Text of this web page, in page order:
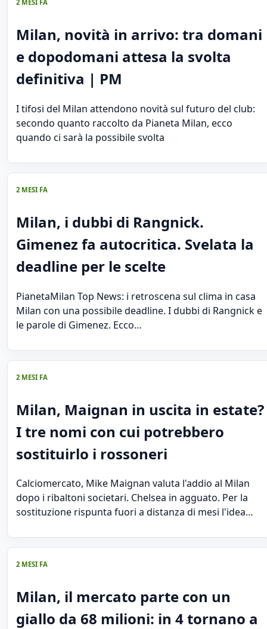
2 MESI FA
Milan, novità in arrivo: tra domani
e dopodomani attesa la svolta
definitiva | PM
I tifosi del Milan attendono novità sul futuro del club:
secondo quanto raccolto da Pianeta Milan, ecco
quando ci sarà la possibile svolta
2 MESI FA
Milan, i dubbi di Rangnick.
Gimenez fa autocritica. Svelata la
deadline per le scelte
PianetaMilan Top News: i retroscena sul clima in casa
Milan con una possibile deadline. I dubbi di Rangnick e
le parole di Gimenez. Ecco…
2 MESI FA
Milan, Maignan in uscita in estate?
I tre nomi con cui potrebbero
sostituirlo i rossoneri
Calciomercato, Mike Maignan valuta l'addio al Milan
dopo i ribaltoni societari. Chelsea in agguato. Per la
sostituzione rispunta fuori a distanza di mesi l'idea…
2 MESI FA
Milan, il mercato parte con un
giallo da 68 milioni: in 4 tornano a